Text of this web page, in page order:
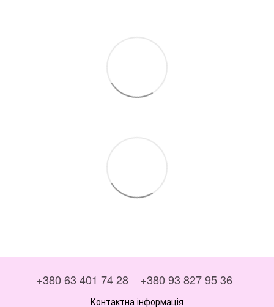
+380 63 401 74 28 +380 93 827 95 36
Контактна інформація